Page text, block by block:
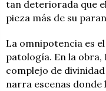
tan deteriorada que
pieza más de su
La omnipotencia es
patología. En la
complejo de
narra escenas donde